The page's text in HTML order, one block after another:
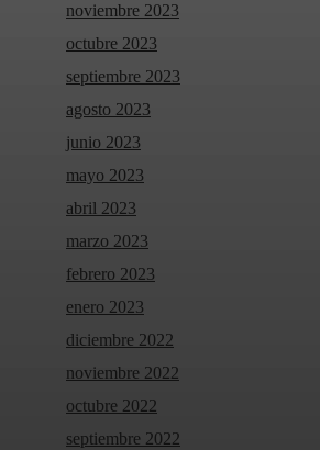
noviembre 2023
octubre 2023
septiembre 2023
agosto 2023
junio 2023
mayo 2023
abril 2023
marzo 2023
febrero 2023
enero 2023
diciembre 2022
noviembre 2022
octubre 2022
septiembre 2022